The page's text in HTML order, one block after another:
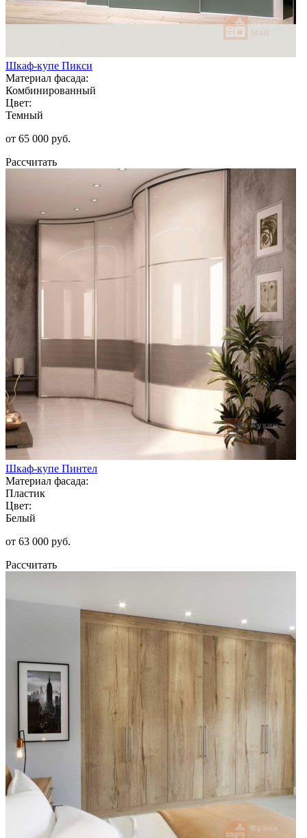
Шкаф-купе Пикси
Материал фасада:
Комбинированный
Цвет:
Темный
от 65 000 руб.
Рассчитать
Шкаф-купе Пинтел
Материал фасада:
Пластик
Цвет:
Белый
от 63 000 руб.
Рассчитать